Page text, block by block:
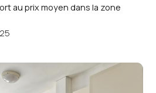
au prix moyen dans la zone